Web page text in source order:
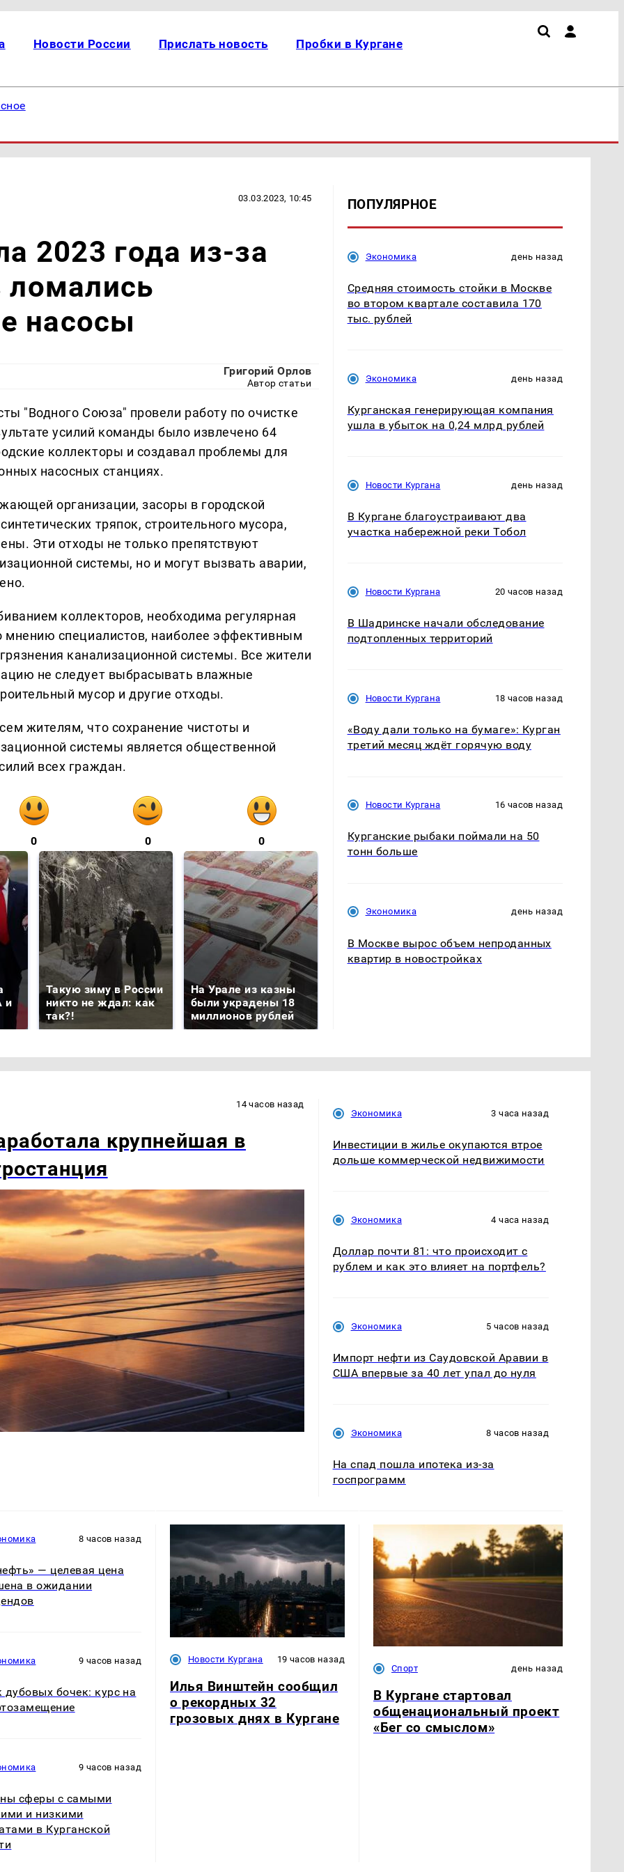
Новости России Прислать новость Пробки в Кургане
03.03.2023, 10:45
2023 года из-за
ломались
насосы
Григорий Орлов
Автор статьи
"Водного Союза" провели работу по очистке
усилий команды было извлечено 64
коллекторы и создавал проблемы для
насосных станциях.
организации, засоры в городской
тряпок, строительного мусора,
Эти отходы не только препятствуют
системы, но и могут вызвать аварии,
коллекторов, необходима регулярная
мнению специалистов, наиболее эффективным
канализационной системы. Все жители
не следует выбрасывать влажные
мусор и другие отходы.
жителям, что сохранение чистоты и
системы является общественной
всех граждан.
0 0 0
и
Такую зиму в России
никто не ждал: как
так?!
На Урале из казны
были украдены 18
миллионов рублей
ПОПУЛЯРНОЕ
Экономика день назад
Средняя стоимость стойки в Москве
во втором квартале составила 170
тыс. рублей
Экономика день назад
Курганская генерирующая компания
ушла в убыток на 0,24 млрд рублей
Новости Кургана день назад
В Кургане благоустраивают два
участка набережной реки Тобол
Новости Кургана 20 часов назад
В Шадринске начали обследование
подтопленных территорий
Новости Кургана 18 часов назад
«Воду дали только на бумаге»: Курган
третий месяц ждёт горячую воду
Новости Кургана 16 часов назад
Курганские рыбаки поймали на 50
тонн больше
Экономика день назад
В Москве вырос объем непроданных
квартир в новостройках
14 часов назад
крупнейшая в
Экономика 3 часа назад
Инвестиции в жилье окупаются втрое
дольше коммерческой недвижимости
Экономика 4 часа назад
Доллар почти 81: что происходит с
рублем и как это влияет на портфель?
Экономика 5 часов назад
Импорт нефти из Саудовской Аравии в
США впервые за 40 лет упал до нуля
Экономика 8 часов назад
На спад пошла ипотека из-за
госпрограмм
8 часов назад
— целевая цена
в ожидании
9 часов назад
дубовых бочек: курс на
9 часов назад
сферы с самыми
и низкими
в Курганской
Новости Кургана 19 часов назад
Илья Винштейн сообщил
о рекордных 32
грозовых днях в Кургане
Спорт день назад
В Кургане стартовал
общенациональный проект
«Бег со смыслом»